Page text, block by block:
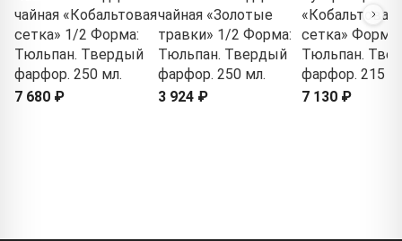
чайная «Кобальтовая
сетка» 1/2 Форма:
Тюльпан. Твердый
фарфор. 250 мл.
7 680 ₽
чайная «Золотые
травки» 1/2 Форма:
Тюльпан. Твердый
фарфор. 250 мл.
3 924 ₽
«Кобальтовая
сетка» Форма:
Тюльпан.
фарфор. 215
7 130 ₽